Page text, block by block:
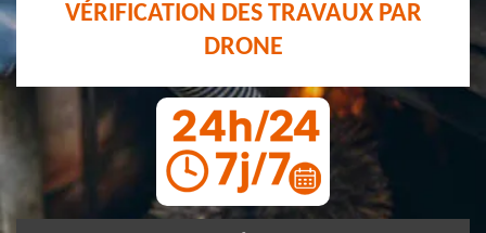
VÉRIFICATION DES TRAVAUX PAR
DRONE